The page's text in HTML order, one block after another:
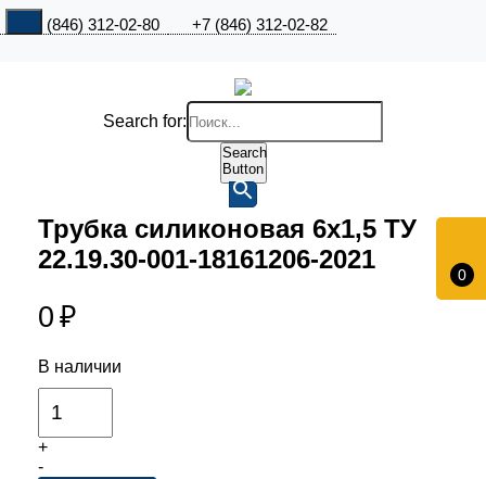
+7 (846) 312-02-80 +7 (846) 312-02-82
0
Search for:
Search
Button
Трубка силиконовая 6х1,5 ТУ
22.19.30-001-18161206-2021
0 ₽
В наличии
+
-